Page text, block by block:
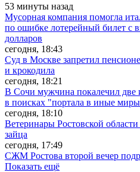
53 минуты назад
Мусорная компания помогла
по ошибке лотерейный билет с
долларов
сегодня, 18:43
Суд в Москве запретил
и крокодила
сегодня, 18:21
В Сочи мужчина покалечил две
в поисках "портала в иные
сегодня, 18:10
Ветеринары Ростовской
зайца
сегодня, 17:49
СЖМ Ростова второй вечер
Показать ещё